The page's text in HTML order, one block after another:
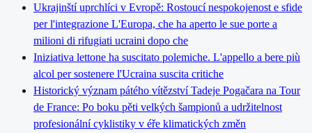
Ukrajinští uprchlíci v Evropě: Rostoucí nespokojenost e sfide
per l'integrazione L'Europa, che ha aperto le sue porte a
milioni di rifugiati ucraini dopo che
Iniziativa lettone ha suscitato polemiche. L'appello a bere più
alcol per sostenere l'Ucraina suscita critiche
Historický význam pátého vítězství Tadeje Pogačara na Tour
de France: Po boku pěti velkých šampionů a udržitelnost
profesionální cyklistiky v éře klimatických změn